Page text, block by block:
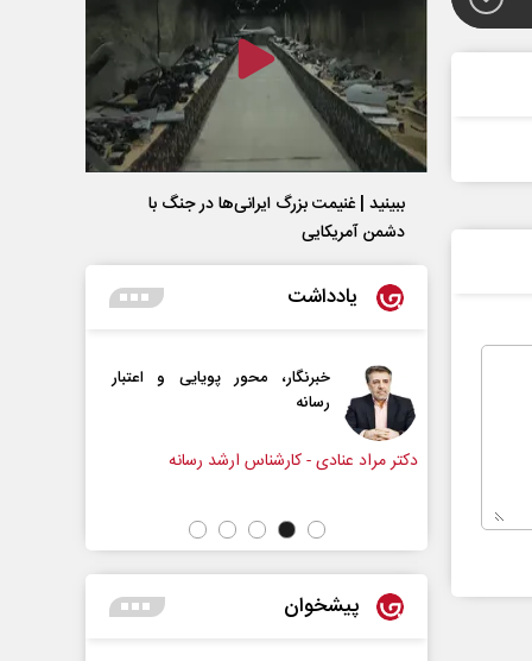
ببینید | غنیمت بزرگ ایرانی‌ها در جنگ با
دشمن آمریکایی
یادداشت
محور پویایی و اعتبار
دروازه‌بانی اندوه در مسیر امید
پیشخوان